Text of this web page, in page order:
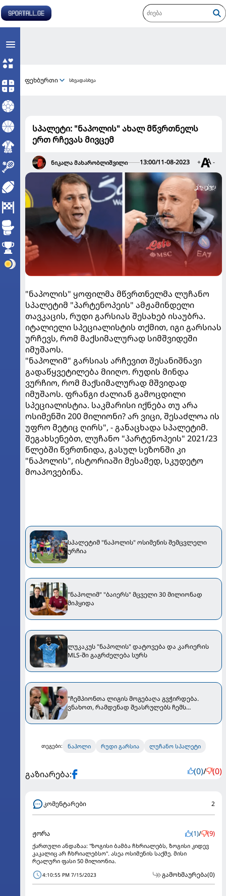
ფეხბურთი სხვადასხვა
სპალეტი: "ნაპოლის" ახალ მწვრთნელს
ერთ რჩევას მივცემ
ნიკალა მახარობლიშვილი 13:00/11-08-2023 + -
"ნაპოლის" ყოფილმა მწვრთნელმა ლუჩანო
სპალეტიმ "პარტენოპეის" ამჟამინდელი
თავკაცის, რუდი გარსიას შესახებ ისაუბრა.
იტალიელი სპეციალისტის თქმით, იგი გარსიას
ურჩევს, რომ მაქსიმალურად სიმშვიდეში
იმუშაოს.
"ნაპოლიმ" გარსიას არჩევით შესანიშნავი
გადაწყვეტილება მიიღო. რუდის მინდა
ვურჩიო, რომ მაქსიმალურად მშვიდად
იმუშაოს. ფრანგი ძალიან გამოცდილი
სპეციალისტია. საკმარისი იქნება თუ არა
ოსიმენში 200 მილიონი? არ ვიცი, შესაძლოა ის
უფრო მეტიც ღირს", - განაცხადა სპალეტიმ.
შეგახსენებთ, ლუჩანო "პარტენოპეის" 2021/23
წლებში წვრთნიდა, გასულ სეზონში კი
"ნაპოლის", ისტორიაში მესამედ, სკუდეტო
მოაპოვებინა.
სპალეტიმ "ნაპოლის" ოსიმენის შემცვლელი
ურჩია
"ნაპოლიმ" "ბაიერს" მცველი 30 მილიონად
მიჰყიდა
ლუკაკუს "ნაპოლის" დატოვება და კარიერის
MLS-ში გაგრძელება სურს
"ჩემპიონთა ლიგის მოგებაღა გვჭირდება.
ვნახოთ, რამდენად შეასრულებს ჩემს
ისაუბრა
თეგები: ნაპოლი რუდი გარსია ლუჩანო სპალეტი
გაზიარება: (0)/ (0)
კომენტარები 2
ჟორა (1)/ (9)
ქართული ანდაზაა: "ზოგისი ბამბა ჩხრიალებს, ზოგისი კიდევ
კაკალიც არ ჩხრიალებსო". ასეა ოსიმენის საქმე. მისი
რეალური ფასი 50 მილიონია.
4:10:55 PM 7/15/2023 გამოხმაურება(0)